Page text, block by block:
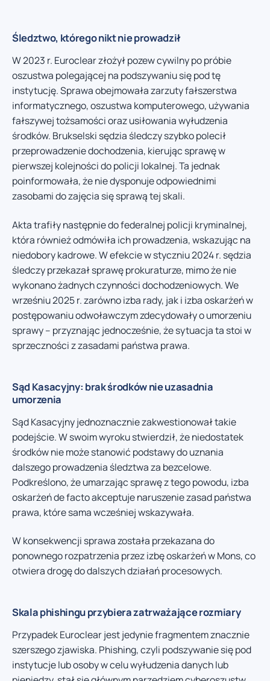
Śledztwo, którego nikt nie prowadził
W 2023 r. Euroclear złożył pozew cywilny po próbie
oszustwa polegającej na podszywaniu się pod tę
instytucję. Sprawa obejmowała zarzuty fałszerstwa
informatycznego, oszustwa komputerowego, używania
fałszywej tożsamości oraz usiłowania wyłudzenia
środków. Brukselski sędzia śledczy szybko polecił
przeprowadzenie dochodzenia, kierując sprawę w
pierwszej kolejności do policji lokalnej. Ta jednak
poinformowała, że nie dysponuje odpowiednimi
zasobami do zajęcia się sprawą tej skali.
Akta trafiły następnie do federalnej policji kryminalnej,
która również odmówiła ich prowadzenia, wskazując na
niedobory kadrowe. W efekcie w styczniu 2024 r. sędzia
śledczy przekazał sprawę prokuraturze, mimo że nie
wykonano żadnych czynności dochodzeniowych. We
wrześniu 2025 r. zarówno izba rady, jak i izba oskarżeń w
postępowaniu odwoławczym zdecydowały o umorzeniu
sprawy – przyznając jednocześnie, że sytuacja ta stoi w
sprzeczności z zasadami państwa prawa.
Sąd Kasacyjny: brak środków nie uzasadnia
umorzenia
Sąd Kasacyjny jednoznacznie zakwestionował takie
podejście. W swoim wyroku stwierdził, że niedostatek
środków nie może stanowić podstawy do uznania
dalszego prowadzenia śledztwa za bezcelowe.
Podkreślono, że umarzając sprawę z tego powodu, izba
oskarżeń de facto akceptuje naruszenie zasad państwa
prawa, które sama wcześniej wskazywała.
W konsekwencji sprawa została przekazana do
ponownego rozpatrzenia przez izbę oskarżeń w Mons, co
otwiera drogę do dalszych działań procesowych.
Skala phishingu przybiera zatrważające rozmiary
Przypadek Euroclear jest jedynie fragmentem znacznie
szerszego zjawiska. Phishing, czyli podszywanie się pod
instytucje lub osoby w celu wyłudzenia danych lub